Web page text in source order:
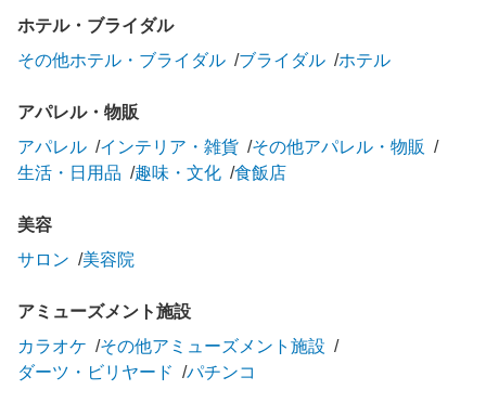
ホテル・ブライダル
その他ホテル・ブライダル
ブライダル ホテル
アパレル・物販
アパレル
インテリア・雑貨
その他アパレル・物販
生活・日用品
趣味・文化 食飯店
美容
サロン
美容院
アミューズメント施設
カラオケ
その他アミューズメント施設
ダーツ・ビリヤード
パチンコ